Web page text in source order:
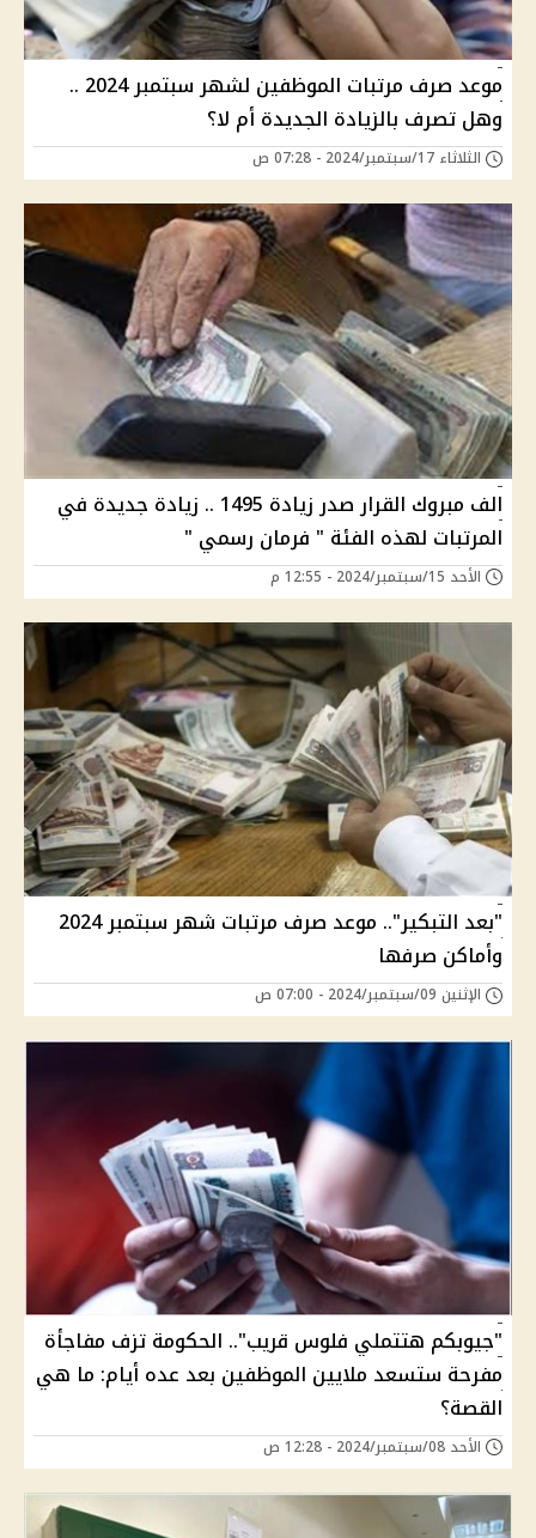
موعد صرف مرتبات الموظفين لشهر سبتمبر 2024 ..
وهل تصرف بالزيادة الجديدة أم لا؟
الثلاثاء 17/سبتمبر/2024 - 07:28 ص
الف مبروك القرار صدر زيادة 1495 .. زيادة جديدة في
المرتبات لهذه الفئة " فرمان رسمي "
الأحد 15/سبتمبر/2024 - 12:55 م
"بعد التبكير".. موعد صرف مرتبات شهر سبتمبر 2024
وأماكن صرفها
الإثنين 09/سبتمبر/2024 - 07:00 ص
"جيوبكم هتتملي فلوس قريب".. الحكومة تزف مفاجأة
مفرحة ستسعد ملايين الموظفين بعد عده أيام: ما هي
القصة؟
الأحد 08/سبتمبر/2024 - 12:28 ص